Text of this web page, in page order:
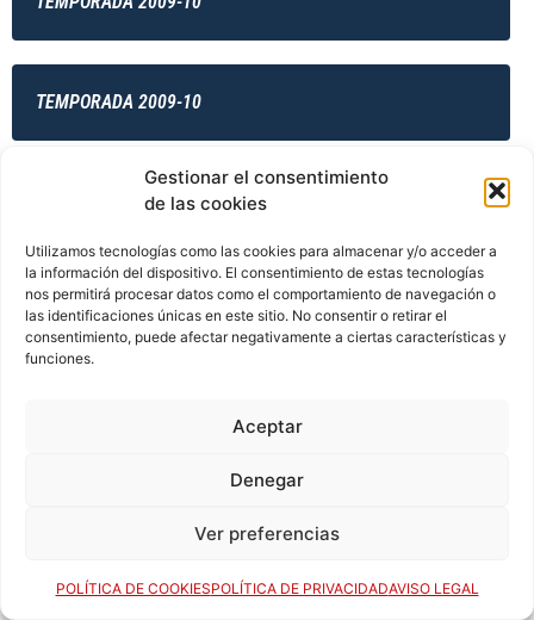
Gestionar el consentimiento
de las cookies
Utilizamos tecnologías como las cookies para almacenar y/o acceder a
la información del dispositivo. El consentimiento de estas tecnologías
nos permitirá procesar datos como el comportamiento de navegación o
las identificaciones únicas en este sitio. No consentir o retirar el
consentimiento, puede afectar negativamente a ciertas características y
funciones.
Aceptar
Denegar
Ver preferencias
POLÍTICA DE COOKIESPOLÍTICA DE PRIVACIDADAVISO LEGAL
TEMPORADA 2009-10
TEMPORADA 2009-10
TEMPORADA 2010-11
TEMPORADA 2010-11